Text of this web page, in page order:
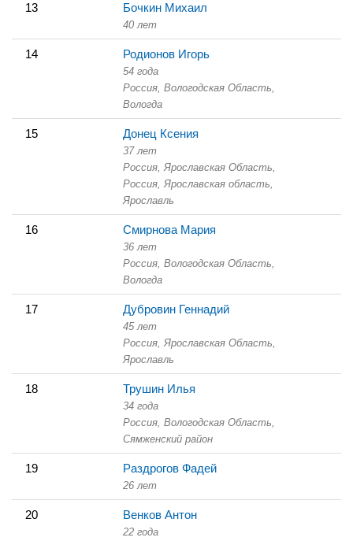
13 Бочкин Михаил
40 лет
14 Родионов Игорь
54 года
Россия, Вологодская Область,
Вологда
15 Донец Ксения
37 лет
Россия, Ярославская Область,
Россия, Ярославская область,
Ярославль
16 Смирнова Мария
36 лет
Россия, Вологодская Область,
Вологда
17 Дубровин Геннадий
45 лет
Россия, Ярославская Область,
Ярославль
18 Трушин Илья
34 года
Россия, Вологодская Область,
Сямженский район
19 Раздрогов Фадей
26 лет
20 Венков Антон
22 года